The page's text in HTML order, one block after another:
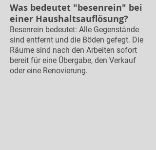
Was bedeutet "besenrein" bei
einer Haushaltsauflösung?
Besenrein bedeutet: Alle Gegenstände
sind entfernt und die Böden gefegt. Die
Räume sind nach den Arbeiten sofort
bereit für eine Übergabe, den Verkauf
oder eine Renovierung.